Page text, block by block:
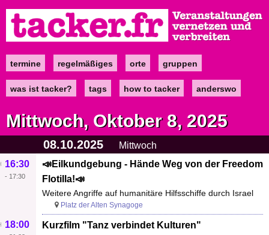
zum
Inhalt
Maintermine regelmäßiges orte gruppen
was ist tacker? tags how to tacker anderswo
Mittwoch, Oktober 8, 2025
08.10.2025
Mittwoch
📣Eilkundgebung - Hände Weg von der Freedom
Flotilla!📣
Weitere Angriffe auf humanitäre Hilfsschiffe durch Israel
16:30
- 17:30
Platz der Alten Synagoge
Kurzfilm "Tanz verbindet Kulturen"
18:00